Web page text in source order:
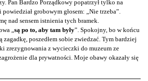
Pan Bardzo Porządkowy popatrzył tylko na
grobowym głosem: „Nie trzeba”.
nad sensem istnienia tych bramek.
„ są po to, aby tam były”. Spokojny, bo w końcu
poszedłem sobie zwiedzać. Tym bardziej
zrezygnowania z wycieczki do muzeum ze
dla prywatności. Moje obawy okazały się